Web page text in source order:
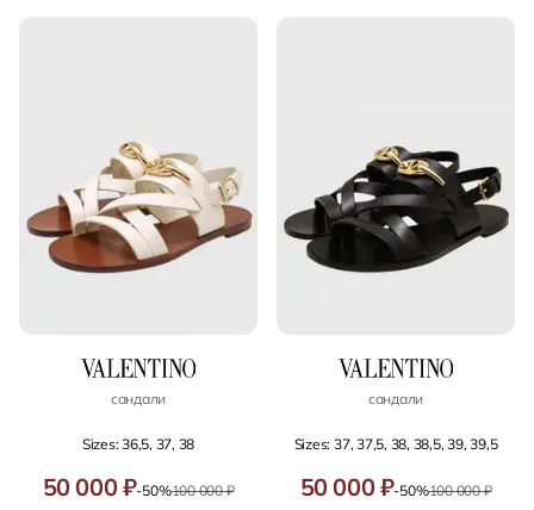
сандали
Sizes: 36,5, 37, 38
50 000 ₽-50%100 000 ₽
сандали
Sizes: 37, 37,5, 38, 38,5, 39, 39,5
50 000 ₽-50%100 000 ₽